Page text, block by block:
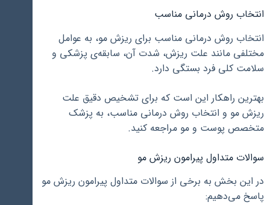
انتخاب روش درمانی مناسب
انتخاب روش درمانی مناسب برای ریزش مو، به عوامل
مختلفی مانند علت ریزش، شدت آن، سابقه‌ی پزشکی و
سلامت کلی فرد بستگی دارد.
بهترین راهکار این است که برای تشخیص دقیق علت
ریزش مو و انتخاب روش درمانی مناسب، به پزشک
متخصص پوست و مو مراجعه کنید.
سوالات متداول پیرامون ریزش مو
در این بخش به برخی از سوالات متداول پیرامون ریزش مو
پاسخ می‌دهیم: